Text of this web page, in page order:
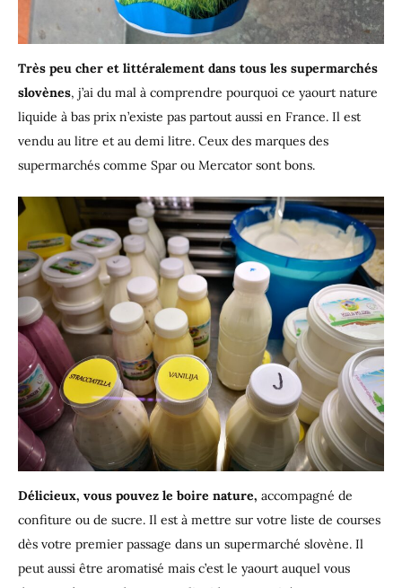
Très peu cher et littéralement dans tous les supermarchés
slovènes, j’ai du mal à comprendre pourquoi ce yaourt nature
liquide à bas prix n’existe pas partout aussi en France. Il est
vendu au litre et au demi litre. Ceux des marques des
supermarchés comme Spar ou Mercator sont bons.
Délicieux, vous pouvez le boire nature, accompagné de
confiture ou de sucre. Il est à mettre sur votre liste de courses
dès votre premier passage dans un supermarché slovène. Il
peut aussi être aromatisé mais c’est le yaourt auquel vous